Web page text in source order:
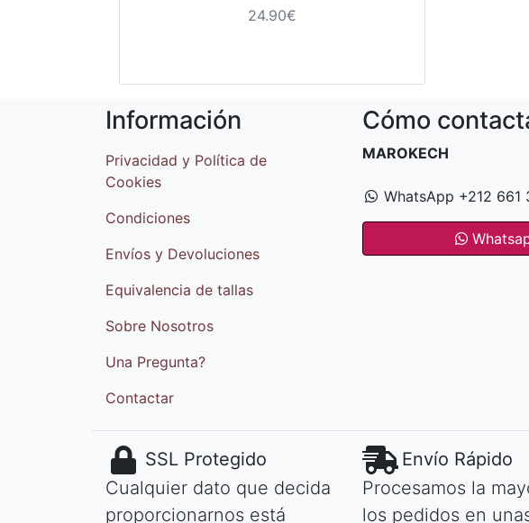
24.90€
Información
Privacidad y Política de
Cookies
Condiciones
Envíos y Devoluciones
Equivalencia de tallas
Sobre Nosotros
Una Pregunta?
Contactar
Cómo
MAROKECH
WhatsApp +212 661
SSL Protegido
Cualquier dato que decida
proporcionarnos está
Envío Rápido
Procesamos la
los pedidos en